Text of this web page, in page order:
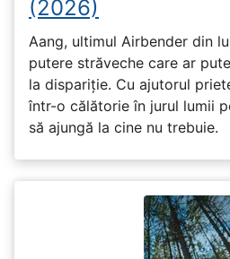
(2026)
Aang, ultimul Airbender din
putere străveche care ar
la dispariție. Cu ajutorul
într-o călătorie în jurul lumii
să ajungă la cine nu trebuie.